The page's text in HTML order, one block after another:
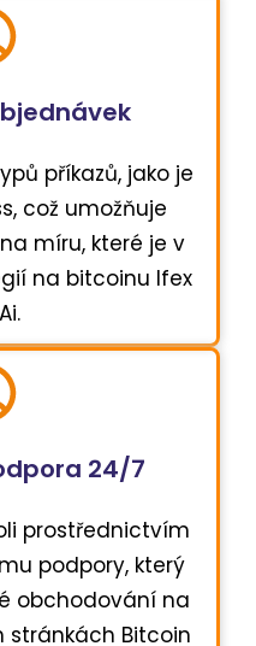
příkazů, jako je
což umožňuje
míru, které je v
na bitcoinu Ifex
24/7
prostřednictvím
podpory, který
obchodování na
Bitcoin